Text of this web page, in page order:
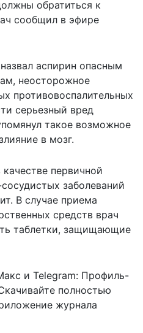
обратиться к
сообщил в эфире
аспирин опасным
неосторожное
противовоспалительных
серьезный вред
такое возможное
в мозг.
первичной
заболеваний
В случае приема
средств врач
таблетки, защищающие
и Telegram: Профиль-
полностью
журнала